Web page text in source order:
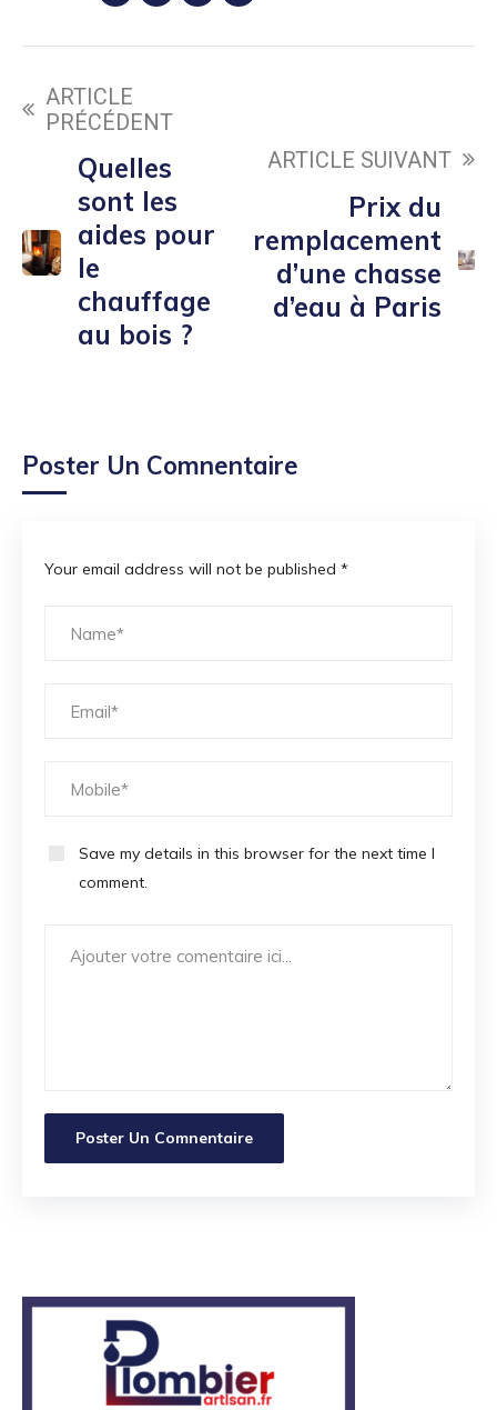
ARTICLE
PRÉCÉDENT
Quelles
sont les
aides pour
le
chauffage
au bois ?
ARTICLE SUIVANT
Prix du
remplacement
d’une chasse
d’eau à Paris
Poster Un Comnentaire
Your email address will not be published *
Save my details in this browser for the next time I
comment.